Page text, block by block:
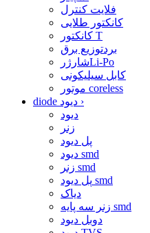
فلایت کنترل
کانکتور طلایی
کانکتور T
بردتوزیع برق
شارژرLi-Po
کابل سیلیکونی
موتور coreless
›
دیود
زنر
پل دیود
دیود smd
زنر smd
پل دیود smd
دیاک
زنر سه پایه smd
دوبل دیود